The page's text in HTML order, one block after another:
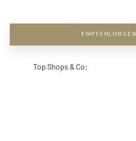
EMPFEHLUNGEN
Top Shops & Co: